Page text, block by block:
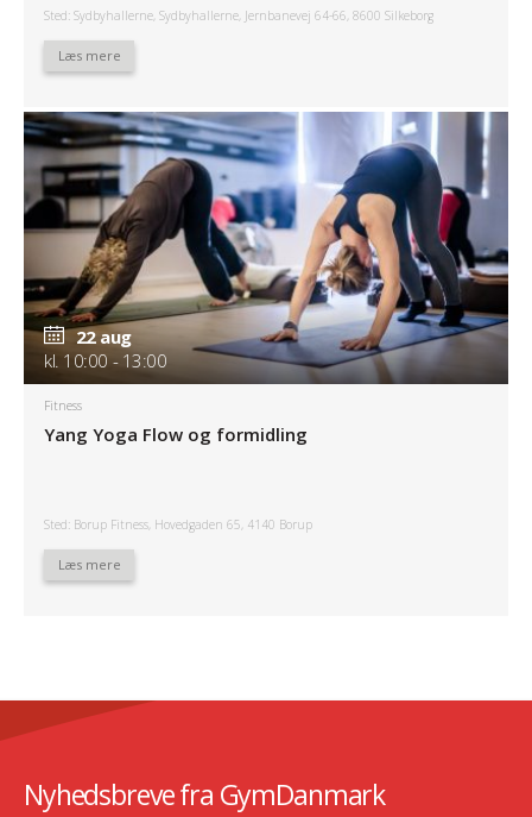
Sted: Sydbyhallerne, Sydbyhallerne, Jernbanevej 64-66, 8600 Silkeborg
Læs mere
22 aug
kl. 10:00 - 13:00
Fitness
Yang Yoga Flow og formidling
Sted: Borup Fitness, Hovedgaden 65, 4140 Borup
Læs mere
Nyhedsbreve fra GymDanmark